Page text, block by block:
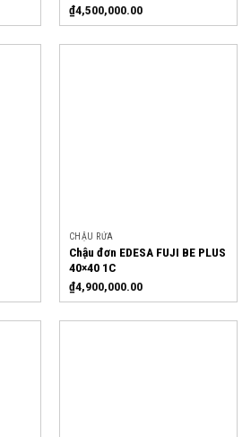
₫4,500,000.00
CHẬU RỬA
Chậu đơn EDESA FUJI BE PLUS
40×40 1C
₫4,900,000.00